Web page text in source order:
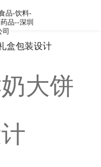
盒包装设计
大饼